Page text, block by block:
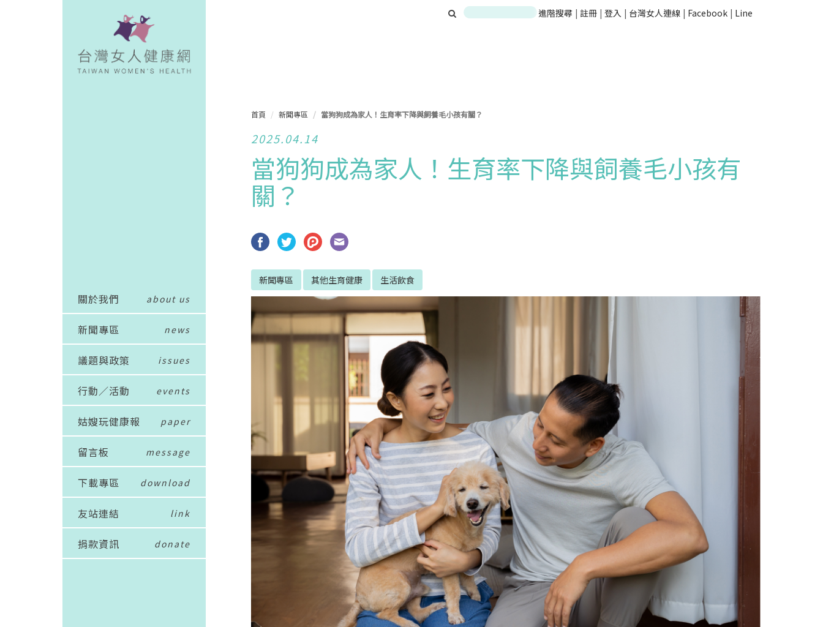
進階搜尋 | 註冊 | 登入 | 台灣女人連線 | Facebook | Line
關於我們 about us
新聞專區 news
議題與政策 issues
行動／活動 events
姑嫂玩健康報 paper
留言板 message
下載專區 download
友站連結 link
捐款資訊 donate
首頁 新聞專區 當狗狗成為家人！生育率下降與飼養毛小孩有關？
2025.04.14
當狗狗成為家人！生育率下降與飼養毛小孩有
關？
新聞專區 其他生育健康 生活飲食